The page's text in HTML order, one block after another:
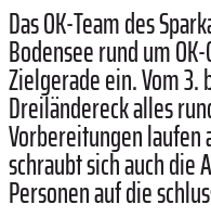
Das OK-Team des
Bodensee rund um
Zielgerade ein. Vom
Dreiländereck alles
Vorbereitungen laufen
schraubt sich auch
Personen auf die